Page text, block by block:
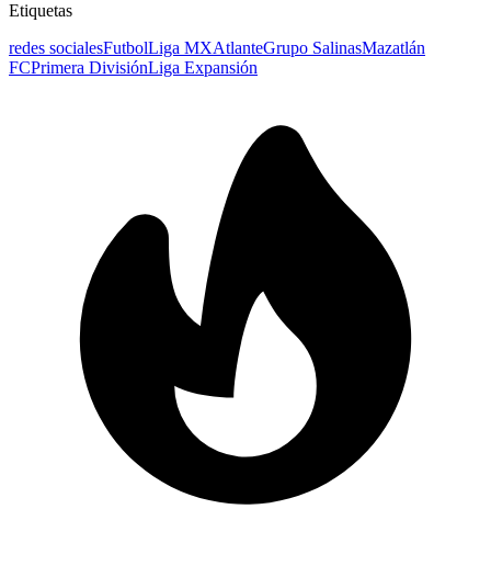
Etiquetas
redes socialesFutbolLiga MXAtlanteGrupo SalinasMazatlán
FCPrimera DivisiónLiga Expansión